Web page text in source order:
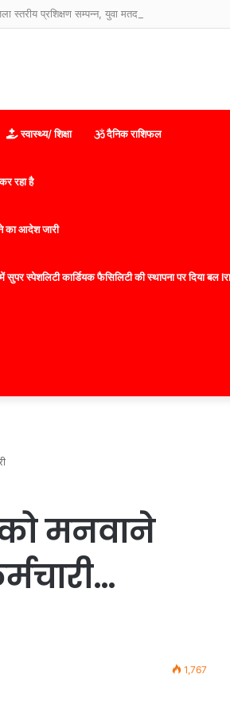
स्वास्थ्य/ शिक्षा दैनिक राशिफल
रहा है
का आदेश जारी
स्पेशलिटी कार्डियक फैसिलिटी की स्थापना पर दिया
को मनवाने
1,767